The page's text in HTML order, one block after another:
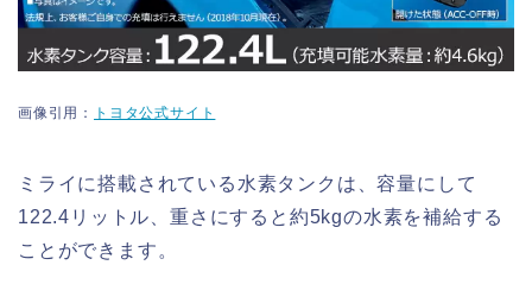
画像引用： トヨタ公式サイト
ミライに搭載されている水素タンクは、容量にして
122.4リットル、重さにすると約5kgの水素を補給する
ことができます。